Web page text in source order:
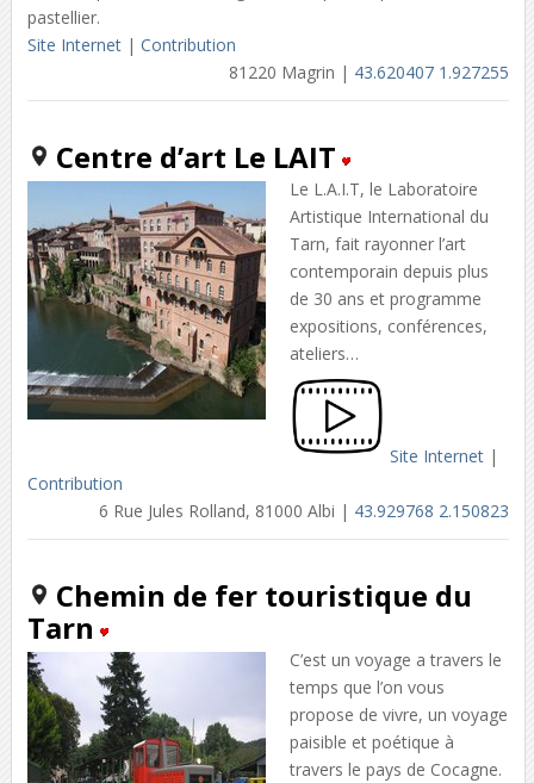
pastellier.
Site Internet| Contribution
81220 Magrin | 43.620407 1.927255
Centre d’art Le LAIT
Le L.A.I.T, le Laboratoire
Artistique International du
Tarn, fait rayonner l’art
contemporain depuis plus
de 30 ans et programme
expositions, conférences,
ateliers…
Site Internet|
Contribution
6 Rue Jules Rolland, 81000 Albi | 43.929768 2.150823
Chemin de fer touristique du
Tarn
C’est un voyage a travers le
temps que l’on vous
propose de vivre, un voyage
paisible et poétique à
travers le pays de Cocagne.